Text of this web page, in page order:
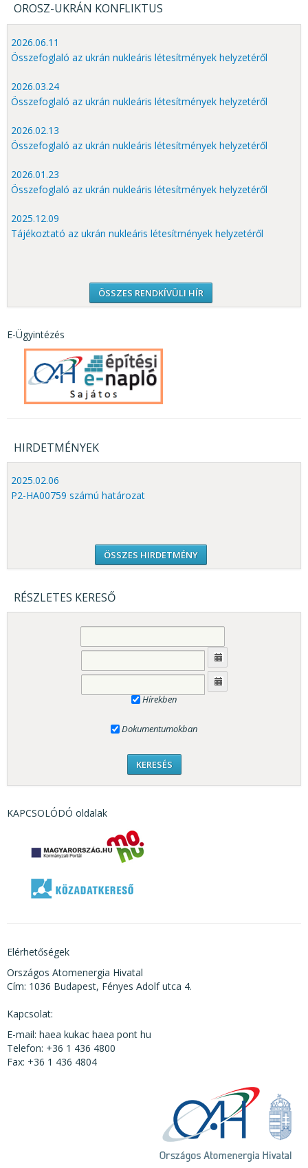
OROSZ-UKRÁN KONFLIKTUS
2026.06.11
Összefoglaló az ukrán nukleáris létesítmények helyzetéről
2026.03.24
Összefoglaló az ukrán nukleáris létesítmények helyzetéről
2026.02.13
Összefoglaló az ukrán nukleáris létesítmények helyzetéről
2026.01.23
Összefoglaló az ukrán nukleáris létesítmények helyzetéről
2025.12.09
Tájékoztató az ukrán nukleáris létesítmények helyzetéről
ÖSSZES RENDKÍVÜLI HÍR
E-Ügyintézés
HIRDETMÉNYEK
2025.02.06
P2-HA00759 számú határozat
ÖSSZES HIRDETMÉNY
RÉSZLETES KERESŐ
Hírekben
Dokumentumokban
KAPCSOLÓDÓ oldalak
Elérhetőségek
Országos Atomenergia Hivatal
Cím: 1036 Budapest, Fényes Adolf utca 4.
Kapcsolat:
E-mail: haea kukac haea pont hu
Telefon: +36 1 436 4800
Fax: +36 1 436 4804